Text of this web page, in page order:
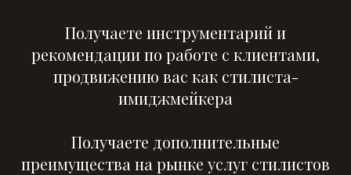
Получаете инструментарий и
рекомендации по работе с клиентами,
продвижению вас как стилиста-
имиджмейкера
Получаете дополнительные
преимущества на рынке услуг стилистов